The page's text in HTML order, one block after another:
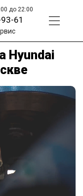
до 22:00
61
Hyundai